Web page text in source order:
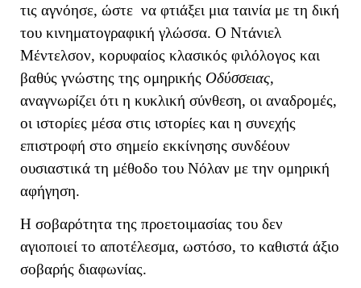
τις αγνόησε, ώστε να φτιάξει μια ταινία με τη δική
του κινηματογραφική γλώσσα. Ο Ντάνιελ
Μέντελσον, κορυφαίος κλασικός φιλόλογος και
βαθύς γνώστης της ομηρικής Οδύσσειας,
αναγνωρίζει ότι η κυκλική σύνθεση, οι αναδρομές,
οι ιστορίες μέσα στις ιστορίες και η συνεχής
επιστροφή στο σημείο εκκίνησης συνδέουν
ουσιαστικά τη μέθοδο του Νόλαν με την ομηρική
αφήγηση.
Η σοβαρότητα της προετοιμασίας του δεν
αγιοποιεί το αποτέλεσμα, ωστόσο, το καθιστά άξιο
σοβαρής διαφωνίας.